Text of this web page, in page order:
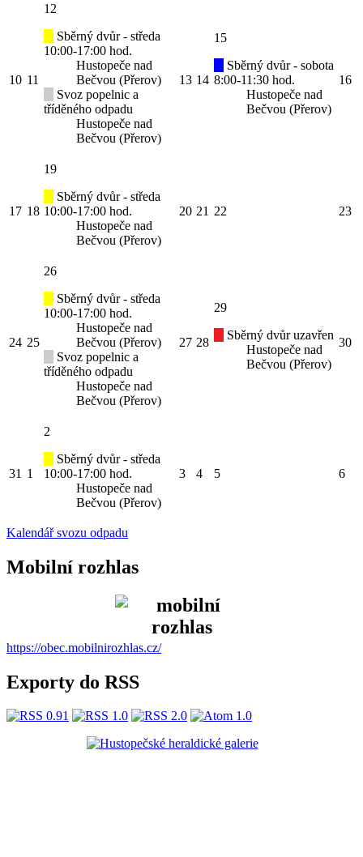
10 11
12
Sběrný dvůr - středa
10:00-17:00 hod.
Hustopeče nad
Bečvou (Přerov)
Svoz popelnic a
tříděného odpadu
Hustopeče nad
Bečvou (Přerov)
13 14
15
Sběrný dvůr - sobota
8:00-11:30 hod.
Hustopeče nad
Bečvou (Přerov)
16
17 18
19
Sběrný dvůr - středa
10:00-17:00 hod.
Hustopeče nad
Bečvou (Přerov)
20 21 22 23
24 25
26
Sběrný dvůr - středa
10:00-17:00 hod.
Hustopeče nad
Bečvou (Přerov)
Svoz popelnic a
tříděného odpadu
Hustopeče nad
Bečvou (Přerov)
27 28
29
Sběrný dvůr uzavřen
Hustopeče nad
Bečvou (Přerov)
30
31 1
2
Sběrný dvůr - středa
10:00-17:00 hod.
Hustopeče nad
Bečvou (Přerov)
3 4 5 6
Kalendář svozu odpadu
Mobilní rozhlas
https://obec.mobilnirozhlas.cz/
Exporty do RSS